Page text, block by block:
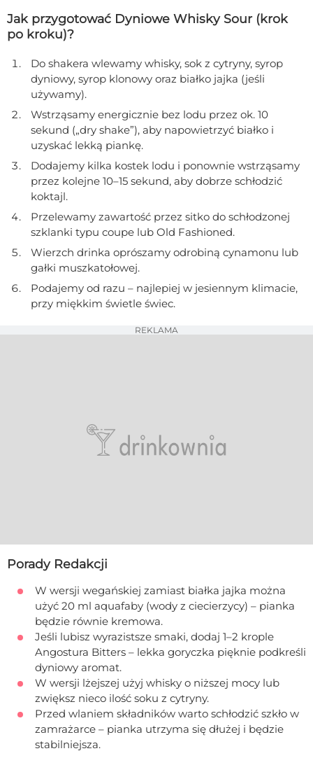
Jak przygotować Dyniowe Whisky Sour (krok
po kroku)?
Do shakera wlewamy whisky, sok z cytryny, syrop
dyniowy, syrop klonowy oraz białko jajka (jeśli
używamy).
Wstrząsamy energicznie bez lodu przez ok. 10
sekund („dry shake”), aby napowietrzyć białko i
uzyskać lekką piankę.
Dodajemy kilka kostek lodu i ponownie wstrząsamy
przez kolejne 10–15 sekund, aby dobrze schłodzić
koktajl.
Przelewamy zawartość przez sitko do schłodzonej
szklanki typu coupe lub Old Fashioned.
Wierzch drinka oprószamy odrobiną cynamonu lub
gałki muszkatołowej.
Podajemy od razu – najlepiej w jesiennym klimacie,
przy miękkim świetle świec.
REKLAMA
Porady Redakcji
W wersji wegańskiej zamiast białka jajka można
użyć 20 ml aquafaby (wody z ciecierzycy) – pianka
będzie równie kremowa.
Jeśli lubisz wyrazistsze smaki, dodaj 1–2 krople
Angostura Bitters – lekka goryczka pięknie podkreśli
dyniowy aromat.
W wersji lżejszej użyj whisky o niższej mocy lub
zwiększ nieco ilość soku z cytryny.
Przed wlaniem składników warto schłodzić szkło w
zamrażarce – pianka utrzyma się dłużej i będzie
stabilniejsza.